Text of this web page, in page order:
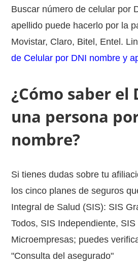
Buscar número de celular por
apellido puede hacerlo por la
Movistar, Claro, Bitel, Entel.
de Celular por DNI nombre y
¿Cómo saber el
una persona
nombre?
Si tienes dudas sobre tu
los cinco planes de seguros
Integral de Salud (SIS): SIS
Todos, SIS Independiente,
Microempresas; puedes
"Consulta del asegurado"